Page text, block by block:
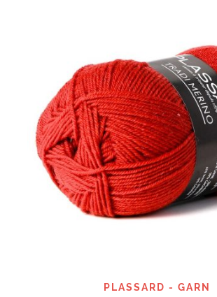
PLASSARD - GARN